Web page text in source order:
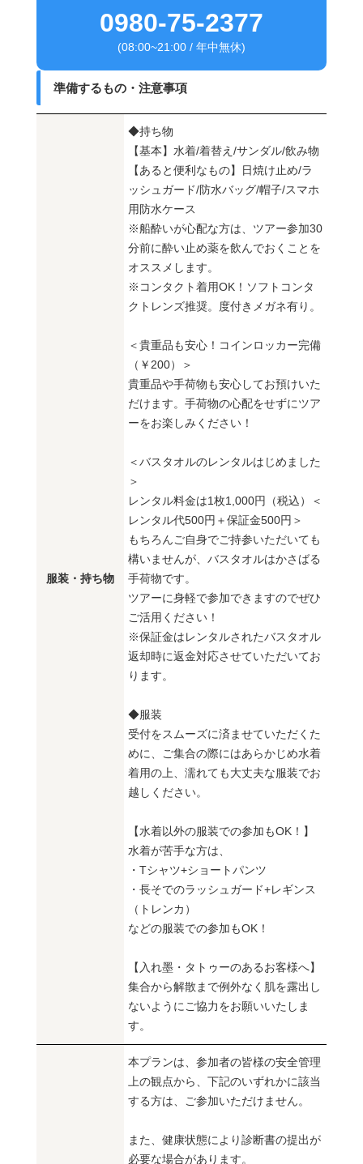
0980-75-2377
(08:00~21:00 / 年中無休)
準備するもの・注意事項
服装・持ち物
◆持ち物
【基本】水着/着替え/サンダル/飲み物
【あると便利なもの】日焼け止め/ラ
ッシュガード/防水バッグ/帽子/スマホ
用防水ケース
※船酔いが心配な方は、ツアー参加30
分前に酔い止め薬を飲んでおくことを
オススメします。
※コンタクト着用OK！ソフトコンタ
クトレンズ推奨。度付きメガネ有り。
＜貴重品も安心！コインロッカー完備
（￥200）＞
貴重品や手荷物も安心してお預けいた
だけます。手荷物の心配をせずにツア
ーをお楽しみください！
＜バスタオルのレンタルはじめました
＞
レンタル料金は1枚1,000円（税込）＜
レンタル代500円＋保証金500円＞
もちろんご自身でご持参いただいても
構いませんが、バスタオルはかさばる
手荷物です。
ツアーに身軽で参加できますのでぜひ
ご活用ください！
※保証金はレンタルされたバスタオル
返却時に返金対応させていただいてお
ります。
◆服装
受付をスムーズに済ませていただくた
めに、ご集合の際にはあらかじめ水着
着用の上、濡れても大丈夫な服装でお
越しください。
【水着以外の服装での参加もOK！】
水着が苦手な方は、
・Tシャツ+ショートパンツ
・長そでのラッシュガード+レギンス
（トレンカ）
などの服装での参加もOK！
【入れ墨・タトゥーのあるお客様へ】
集合から解散まで例外なく肌を露出し
ないようにご協力をお願いいたしま
す。
本プランは、参加者の皆様の安全管理
上の観点から、下記のいずれかに該当
する方は、ご参加いただけません。
また、健康状態により診断書の提出が
必要な場合があります。